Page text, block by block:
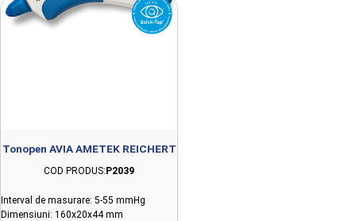
Tonopen AVIA AMETEK REICHERT
COD PRODUS: P2039
Interval de masurare: 5-55 mmHg
Dimensiuni: 160x20x44 mm